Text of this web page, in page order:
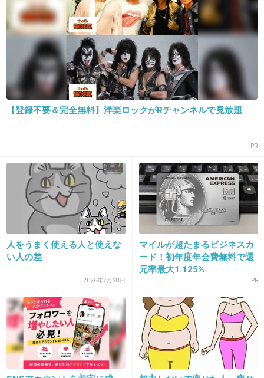
眠たげな分厚い二重がキラキラした奥二重に憧
れるって言うのはある
+357 -26
15. 匿名 2015/10/31(土) 16:38:51
二重がいいです。
+295 -20
【登録不要＆完全無料】洋楽ロックがRチャンネルで見放題
PR
人をうまく使える人と使えな
い人の差
2026年7月28日
マイルが超たまるビジネスカ
ード！初年度年会費無料で還
元率最大1.125%
PR